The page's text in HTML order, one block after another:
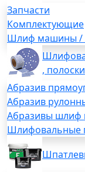
Запчасти
Комплектующие
Шлиф машины /
, полоски
Абразив
Абразив
Абразивы шлиф
Шлифовальные